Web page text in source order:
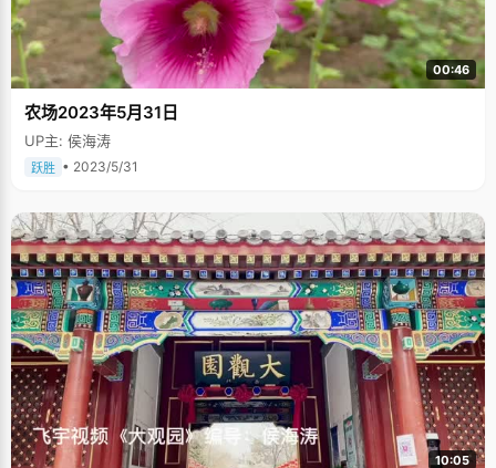
00:46
农场2023年5月31日
UP主: 侯海涛
跃胜 • 2023/5/31
10:05